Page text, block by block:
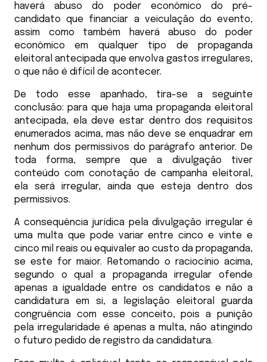
haverá abuso do poder econômico do pré-
candidato que financiar a veiculação do evento,
assim como também haverá abuso do poder
econômico em qualquer tipo de propaganda
eleitoral antecipada que envolva gastos irregulares,
o que não é difícil de acontecer.
De todo esse apanhado, tira-se a seguinte
conclusão: para que haja uma propaganda eleitoral
antecipada, ela deve estar dentro dos requisitos
enumerados acima, mas não deve se enquadrar em
nenhum dos permissivos do parágrafo anterior. De
toda forma, sempre que a divulgação tiver
conteúdo com conotação de campanha eleitoral,
ela será irregular, ainda que esteja dentro dos
permissivos.
A consequência jurídica pela divulgação irregular é
uma multa que pode variar entre cinco e vinte e
cinco mil reais ou equivaler ao custo da propaganda,
se este for maior. Retomando o raciocínio acima,
segundo o qual a propaganda irregular ofende
apenas a igualdade entre os candidatos e não a
candidatura em si, a legislação eleitoral guarda
congruência com esse conceito, pois a punição
pela irregularidade é apenas a multa, não atingindo
o futuro pedido de registro da candidatura.